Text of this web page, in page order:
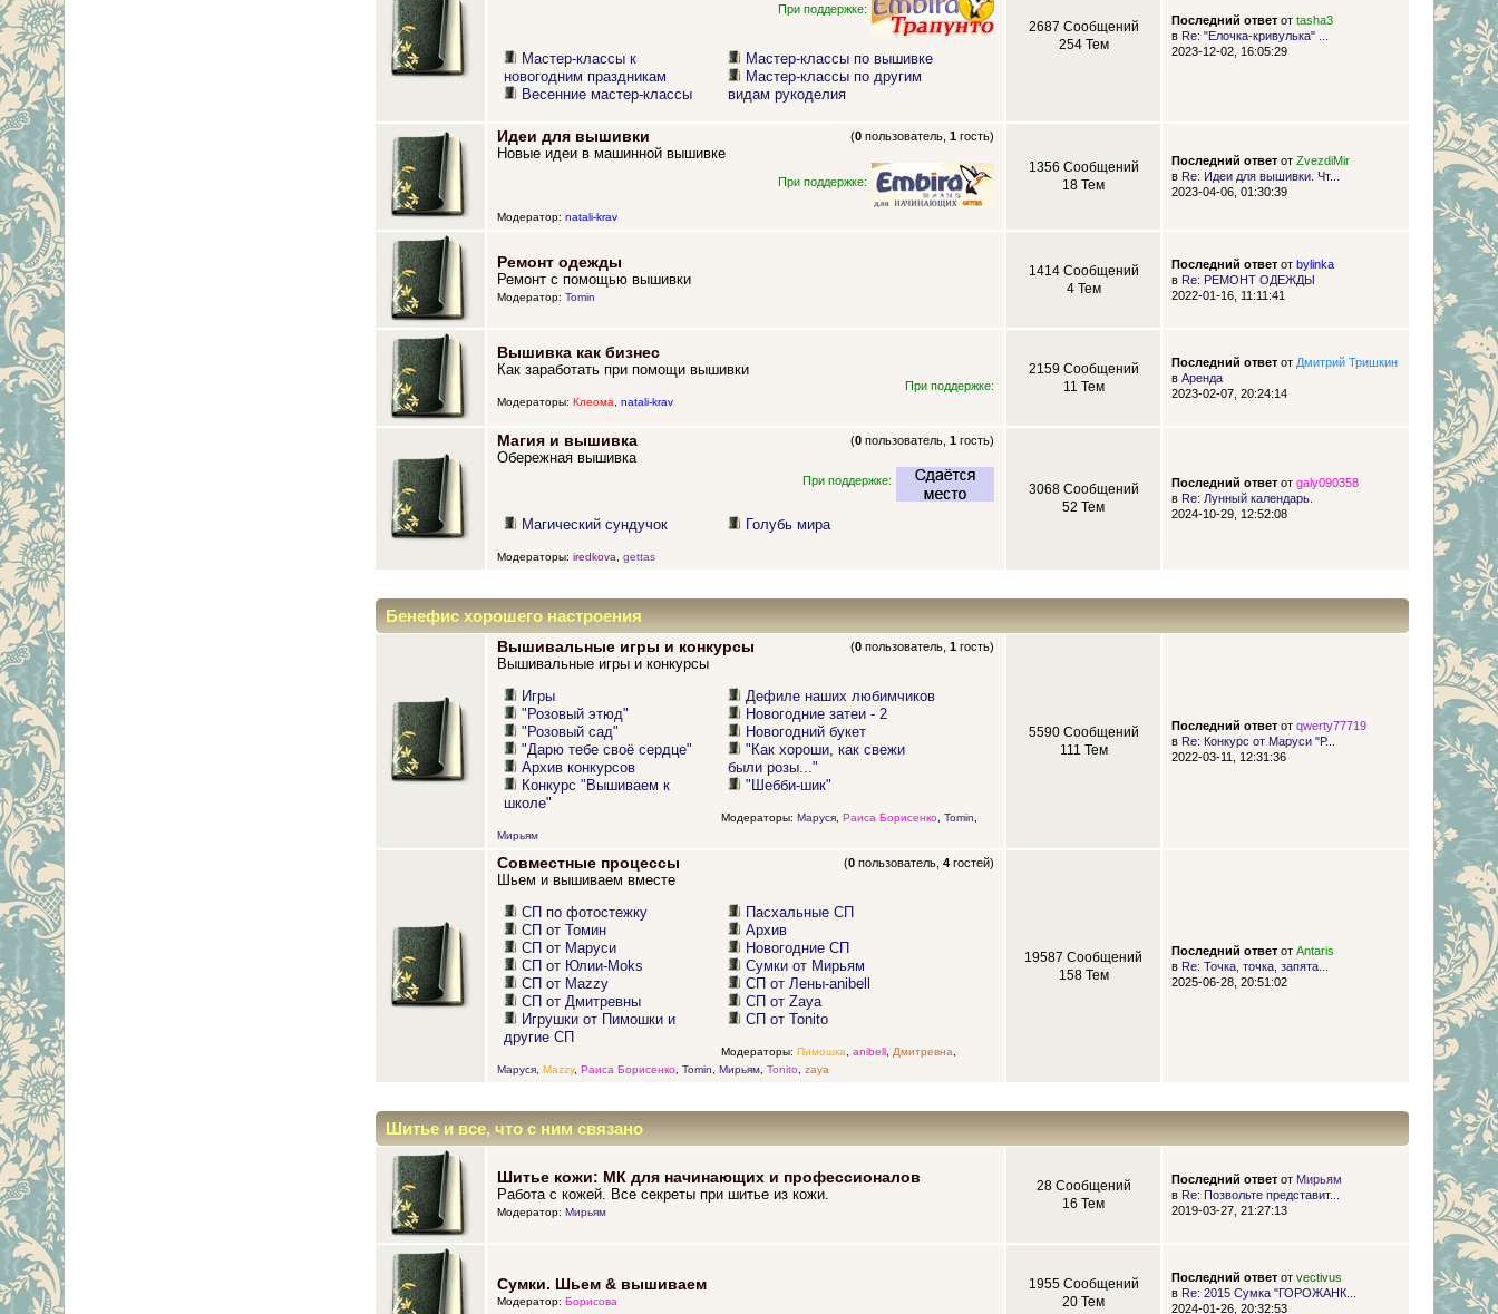
При поддержке:
Мастер-классы к
новогодним праздникам
Весенние мастер-классы
Мастер-классы по вышивке
Мастер-классы по другим
видам рукоделия
2687 Сообщений
254 Тем
Последний ответот tasha3
в Re: "Елочка-кривулька" ...
2023-12-02, 16:05:29
Идеи для вышивки (0 пользователь,1 гость)
Новые идеи в машинной вышивке
При поддержке:
Модератор: natali-krav
1356 Сообщений
18 Тем
Последний ответот ZvezdiMir
в Re: Идеи для вышивки. Чт...
2023-04-06, 01:30:39
Ремонт одежды
Ремонт с помощью вышивки
Модератор: Tomin
1414 Сообщений
4 Тем
Последний ответот bylinka
в Re: РЕМОНТ ОДЕЖДЫ
2022-01-16, 11:11:41
Вышивка как бизнес
Как заработать при помощи вышивки
При поддержке:
Модераторы: Клеома, natali-krav
2159 Сообщений
11 Тем
Последний ответот Дмитрий Тришкин
в Аренда
2023-02-07, 20:24:14
Магия и вышивка (0 пользователь,1 гость)
Обережная вышивка
При поддержке:
Магический сундучок Голубь мира
Модераторы: iredkova gettas
3068 Сообщений
52 Тем
Последний ответот galy090358
в Re: Лунный календарь.
2024-10-29, 12:52:08
Бенефис хорошего настроения
Вышивальные игры и конкурсы (0 пользователь,1 гость)
Вышивальные игры и конкурсы
Игры
"Розовый этюд"
"Розовый сад"
"Дарю тебе своё сердце"
Архив конкурсов
Конкурс "Вышиваем к
школе"
Дефиле наших любимчиков
Новогодние затеи - 2
Новогодний букет
"Как хороши, как свежи
были розы..."
"Шебби-шик"
Модераторы: Маруся, Раиса Борисенко, Tomin
Мирьям
5590 Сообщений
111 Тем
Последний ответот qwerty77719
в Re: Конкурс от Маруси "Р...
2022-03-11, 12:31:36
Совместные процессы (0 пользователь,4 гостей)
Шьем и вышиваем вместе
СП по фотостежку
СП от Томин
СП от Маруси
СП от Юлии-Moks
СП от Mazzy
СП от Дмитревны
Игрушки от Пимошки и
другие СП
Пасхальные СП
Архив
Новогодние СП
Сумки от Мирьям
СП от Лены-anibell
СП от Zaya
СП от Tonito
Модераторы: Пимошка anibell, Дмитревна
Маруся, Mazzy, Раиса Борисенко, Tomin Мирьям, Tonito zaya
19587 Сообщений
158 Тем
Последний ответот Antaris
в Re: Точка, точка, запята...
2025-06-28, 20:51:02
Шитье и все, что с ним связано
Шитье кожи: МК для начинающих и профессионалов
Работа с кожей. Все секреты при шитье из кожи.
Модератор: Мирьям
28 Сообщений
16 Тем
Последний ответот Мирьям
в Re: Позвольте представит...
2019-03-27, 21:27:13
Сумки. Шьем & вышиваем
Модератор: Борисова
1955 Сообщений
20 Тем
Последний ответот vectivus
в Re: 2015 Сумка "ГОРОЖАНК...
2024-01-26, 20:32:53